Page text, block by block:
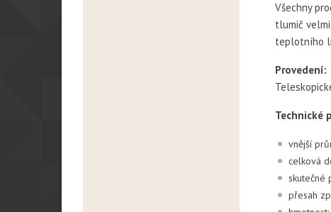
Všechny
tlumič
teplotního
Provedení:
Technické
vnější
celková
skutečné
přesah